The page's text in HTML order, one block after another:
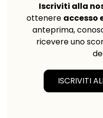
Iscriviti alla
ottenere accesso
anteprima,
ricevere uno
ISCRIVITI